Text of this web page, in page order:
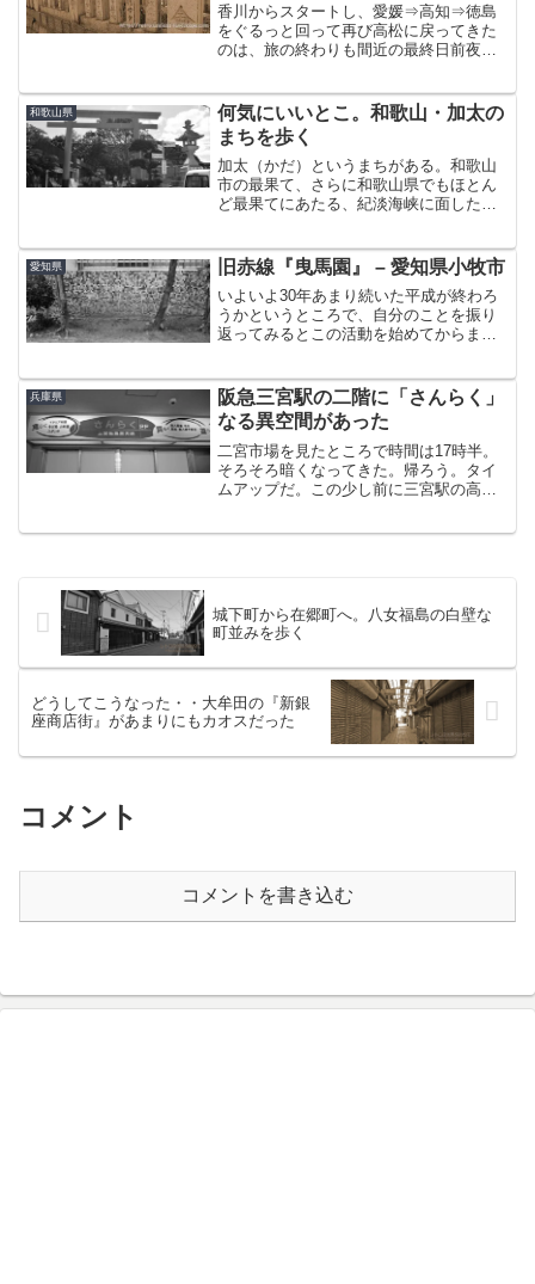
香川からスタートし、愛媛⇒高知⇒徳島
をぐるっと回って再び高松に戻ってきた
のは、旅の終わりも間近の最終日前夜の
島の健康ランドで朝を迎え、朝風呂です
っきりしてから向かったの...
和歌山県
何気にいいとこ。和歌山・加太の
まちを歩く
加太（かだ）というまちがある。和歌山
市の最果て、さらに和歌山県でもほとん
ど最果てにあたる、紀淡海峡に面した港
も多いと思う。このまち、観光地として
もそれなりに有名ではある...
愛知県 旧赤線『曳馬園』 – 愛知県小牧市
いよいよ30年あまり続いた平成が終わろ
うかというところで、自分のことを振り
返ってみるとこの活動を始めてからまる6
となくやり切った感もあるので、一度原
点に立ち返って「令...
兵庫県
阪急三宮駅の二階に「さんらく」
なる異空間があった
二宮市場を見たところで時間は17時半。
そろそろ暗くなってきた。帰ろう。タイ
ムアップだ。この少し前に三宮駅の高架
城下町から在郷町へ。八女福島の白壁な
町並みを歩く
どうしてこうなった・・大牟田の『新銀
座商店街』があまりにもカオスだった
コメント
コメントを書き込む